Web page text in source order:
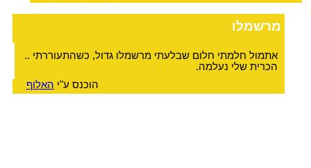
מרשמלו
אתמול חלמתי חלום שבלעתי מרשמלו גדול, כשהתעוררתי ..
הכרית שלי נעלמה.
הוכנס ע"י האלוף